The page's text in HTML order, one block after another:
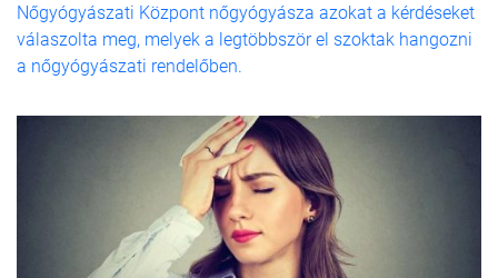
Nőgyógyászati Központ nőgyógyásza azokat a kérdéseket
válaszolta meg, melyek a legtöbbször el szoktak hangozni
a nőgyógyászati rendelőben.